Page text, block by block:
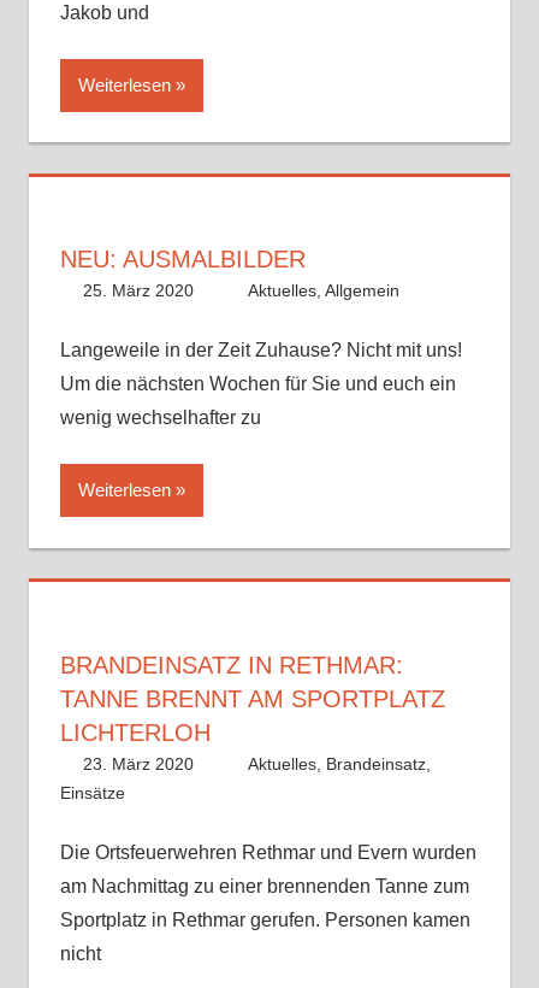
Jakob und
Weiterlesen
NEU: AUSMALBILDER
25. März 2020 Benedikt Nolle
Aktuelles, Allgemein
Langeweile in der Zeit Zuhause? Nicht mit uns!
Um die nächsten Wochen für Sie und euch ein
wenig wechselhafter zu
Weiterlesen
BRANDEINSATZ IN RETHMAR:
TANNE BRENNT AM SPORTPLATZ
LICHTERLOH
23. März 2020 Alex Meyer
Aktuelles, Brandeinsatz,
Einsätze
Die Ortsfeuerwehren Rethmar und Evern wurden
am Nachmittag zu einer brennenden Tanne zum
Sportplatz in Rethmar gerufen. Personen kamen
nicht